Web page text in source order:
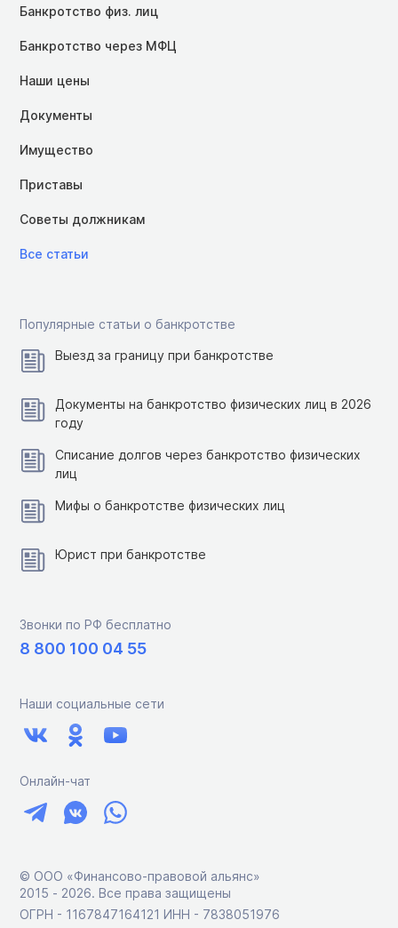
Банкротство физ. лиц
Банкротство через МФЦ
Наши цены
Документы
Имущество
Приставы
Советы должникам
Все статьи
Популярные статьи о банкротстве
Выезд за границу при банкротстве
Документы на банкротство физических лиц в 2026
году
Списание долгов через банкротство физических
лиц
Мифы о банкротстве физических лиц
Юрист при банкротстве
Звонки по РФ бесплатно
8 800 100 04 55
Наши социальные сети
Онлайн-чат
© ООО «Финансово-правовой альянс»
2015 ‑ 2026. Все права защищены
ОГРН - 1167847164121 ИНН - 7838051976